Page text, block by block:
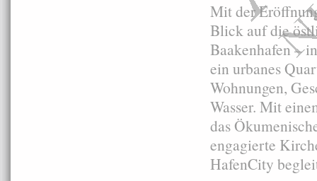
Mit der
Blick auf die
Baakenhafen –
ein urbanes
Wohnungen,
Wasser. Mit
das
engagierte
HafenCity